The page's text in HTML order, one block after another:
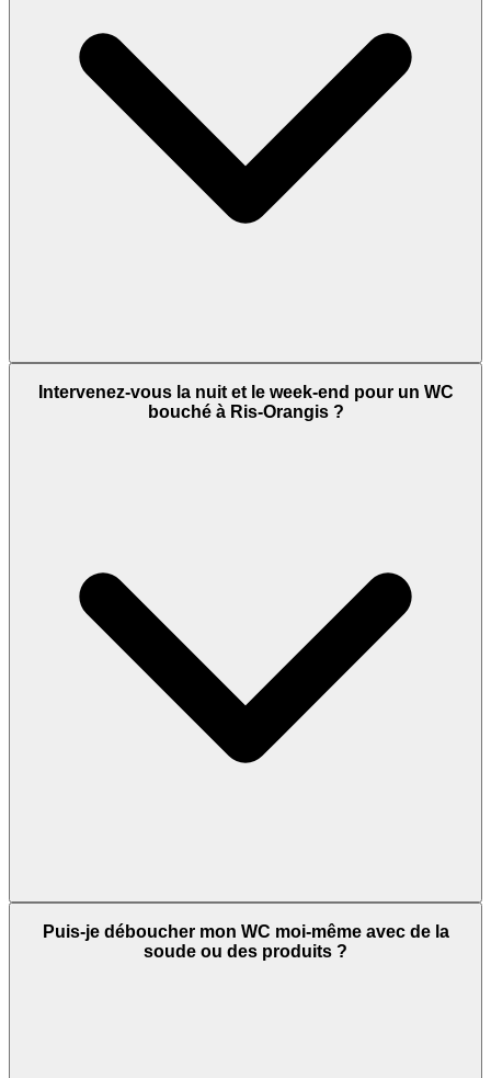
Intervenez-vous la nuit et le week-end pour un WC
bouché à Ris-Orangis ?
Puis-je déboucher mon WC moi-même avec de la
soude ou des produits ?